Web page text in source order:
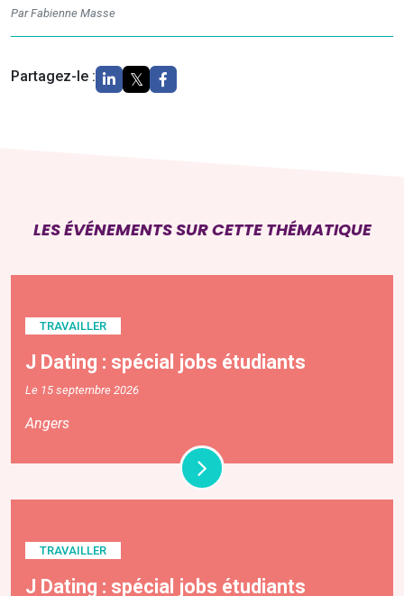
Par Fabienne Masse
Partagez-le :
LES ÉVÉNEMENTS SUR CETTE THÉMATIQUE
TRAVAILLER
J Dating : spécial jobs étudiants
Le 15 septembre 2026
Angers
TRAVAILLER
J Dating : spécial jobs étudiants